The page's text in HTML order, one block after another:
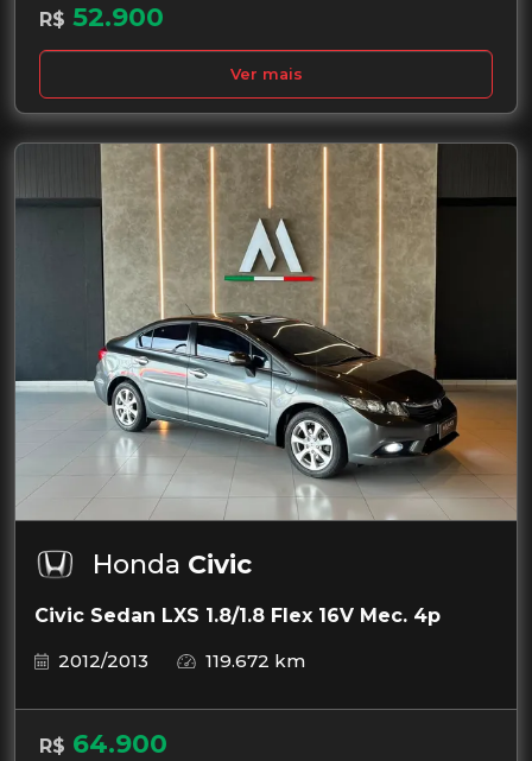
R$ 52.900
Ver mais
Honda Civic
Civic Sedan LXS 1.8/1.8 Flex 16V Mec. 4p
2012/2013
119.672 km
R$ 64.900